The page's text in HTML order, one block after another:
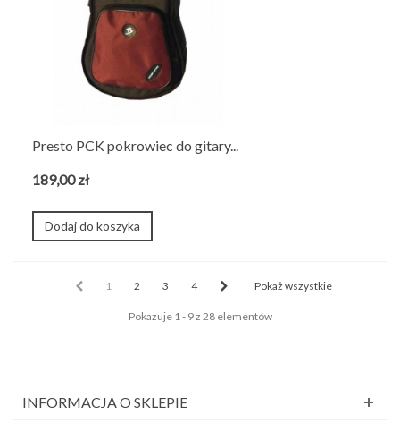
Presto PCK pokrowiec do gitary...
189,00 zł
Dodaj do koszyka
1 2 3 4 Pokaż wszystkie
Pokazuje 1 - 9 z 28 elementów
INFORMACJA O SKLEPIE